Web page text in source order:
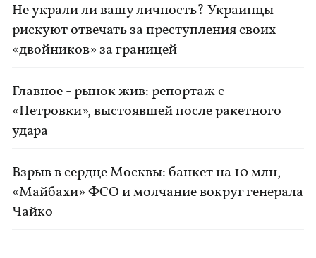
Не украли ли вашу личность? Украинцы
рискуют отвечать за преступления своих
«двойников» за границей
Главное - рынок жив: репортаж с
«Петровки», выстоявшей после ракетного
удара
Взрыв в сердце Москвы: банкет на 10 млн,
«Майбахи» ФСО и молчание вокруг генерала
Чайко